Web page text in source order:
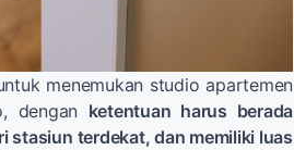
menemukan studio apartemen
dengan ketentuan harus berada
stasiun terdekat, dan memiliki luas